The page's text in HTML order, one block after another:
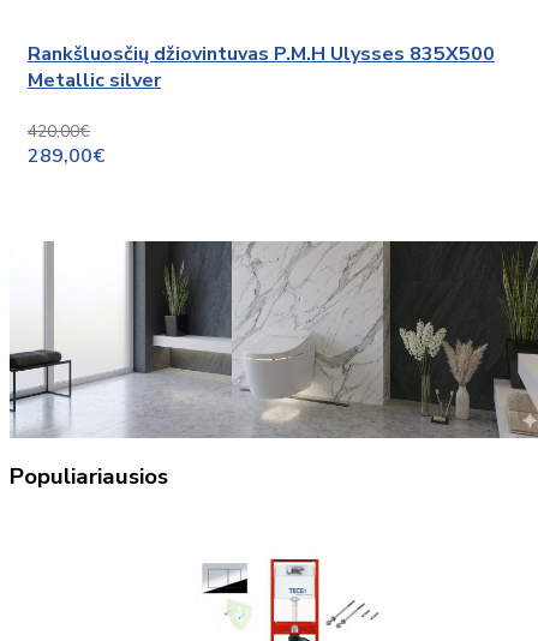
Rankšluosčių džiovintuvas P.M.H Ulysses 835X500
Metallic silver
420,00€
289,00€
Populiariausios